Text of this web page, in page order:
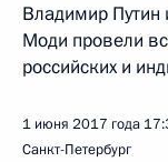
Владимир
Моди провели
российских и
1 июня 2017 года
Санкт-Петербург